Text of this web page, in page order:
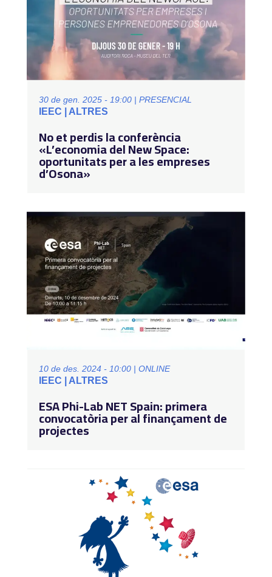
30 de gen. 2025 - 19:00 | PRESENCIAL
IEEC | ALTRES
No et perdis la conferència
«L’economia del New Space:
oportunitats per a les empreses
d’Osona»
10 de des. 2024 - 10:00 | ONLINE
IEEC | ALTRES
ESA Phi-Lab NET Spain: primera
convocatòria per al finançament de
projectes